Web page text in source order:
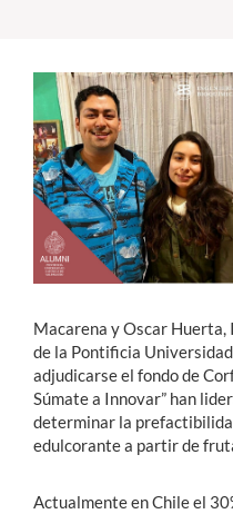
Académicos
Funcionarios
Alumni
English
Macarena y Oscar
de la Pontificia
adjudicarse el fondo de
Súmate a Innovar” han
determinar la
edulcorante a partir de
Actualmente en Chile el